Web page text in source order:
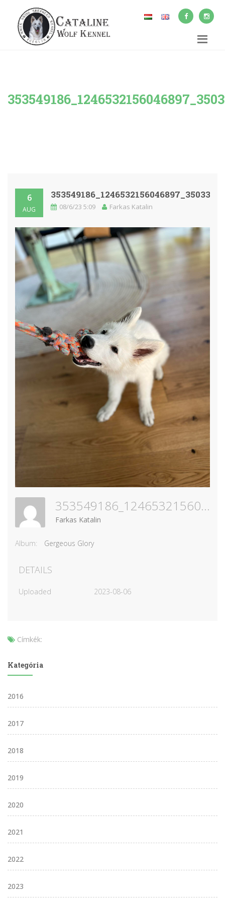
6
AUG 08/6/23 5:09 Farkas Katalin
353549186_1246532156046897_3503326741981067220_n
Farkas Katalin
Album: Gergeous Glory
DETAILS
Uploaded 2023-08-06
Címkék:
Kategória
2016
2017
2018
2019
2020
2021
2022
2023